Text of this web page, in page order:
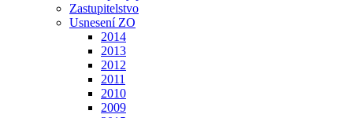
Zastupitelstvo
Usnesení ZO
2014
2013
2012
2011
2010
2009